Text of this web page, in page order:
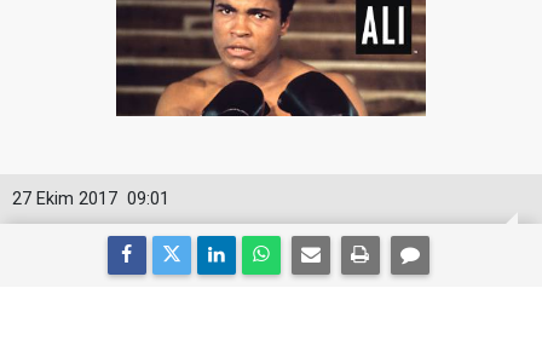
09:01
27 Ekim 2017